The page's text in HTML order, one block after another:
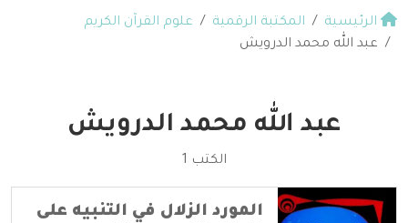
الرئيسية المكتبة الرقمية
علوم القرآن الكريم
عبد الله محمد الدرويش
عبد الله محمد الدرويش
الكتب 1
المورد الزلال في التنبيه على